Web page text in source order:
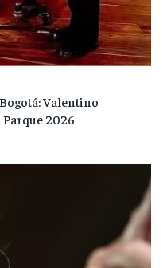
Valentino
2026